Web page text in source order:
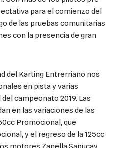
para el comienzo del
de las pruebas comunitarias
con la presencia de gran
del Karting Entrerriano nos
en pista y varias
campeonato 2019. Las
en las variaciones de las
Promocional, que
y el regreso de la 125cc